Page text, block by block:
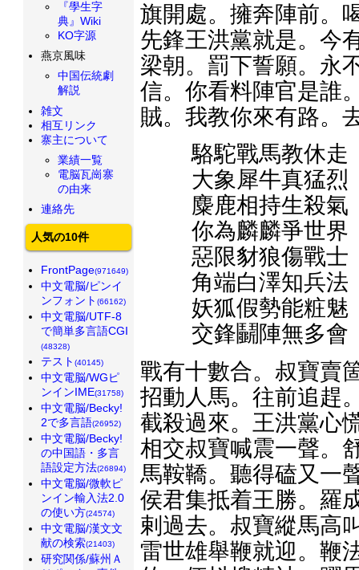
旗開處。擁奔陣前。
先鋒王洪黨就是。今
梁朝。罰下誓願。永
信。你看料陣官是誰
賊。我教你來有路。
駱駝戰馬教休
大象犀牛真猛
麋鹿相持生殺
你為麟麟爭世
惡限豺狼傷戰
角端白澤知兵
妖狐假勢能粧
交鋒鬭陣無多
戰有十數合。叔寶賣
招動人馬。往前追趕
截殺過來。王洪黨心
相交叔寶喊震一聲。
馬鞍鞽。聽得磕又一
侯君集抵着王勝。羅
剌過去。叔寶縱馬高
雷世雄舉鞭就迎。鞭
『學生字
典』Wiki
KO字源
燕京風味
中国伝統劇
解説
雑文
相互リンク
寨主について
業績一覧
電脳瓦崗寨
の由来
連絡先
人気の10件
FrontPage(971649)
中文電脳/ピンイ
ンフォント (66162)
中文電脳/UTF-8
で簡単多言語CGI
(48328)
テスト (40145)
中文電脳/WGピ
ンインIME(31758)
中文電脳/Becky!
2で多言語(26952)
中文電脳/Becky!
の中国語・多言
語設定方法(26894)
中文電脳/微軟ピ
ンイン輸入法2.0
の使い方(24574)
中文電脳/漢文文
献の検索(21403)
研究関係/蘇州Ａ